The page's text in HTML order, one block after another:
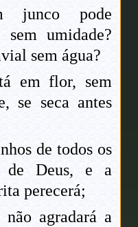
junco pode
sem umidade?
sem água?
em flor, sem
se seca antes
de todos os
de Deus, e a
perecerá;
agradará a